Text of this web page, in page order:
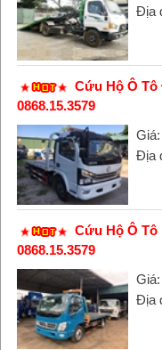
Địa
Cứu Hộ Ô Tô
0868.15.3579
Giá:
Địa
Cứu Hộ Ô Tô
0868.15.3579
Giá:
Địa